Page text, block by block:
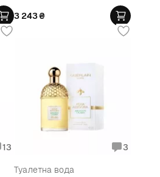
3 243₴
13 3
Туалетна вода